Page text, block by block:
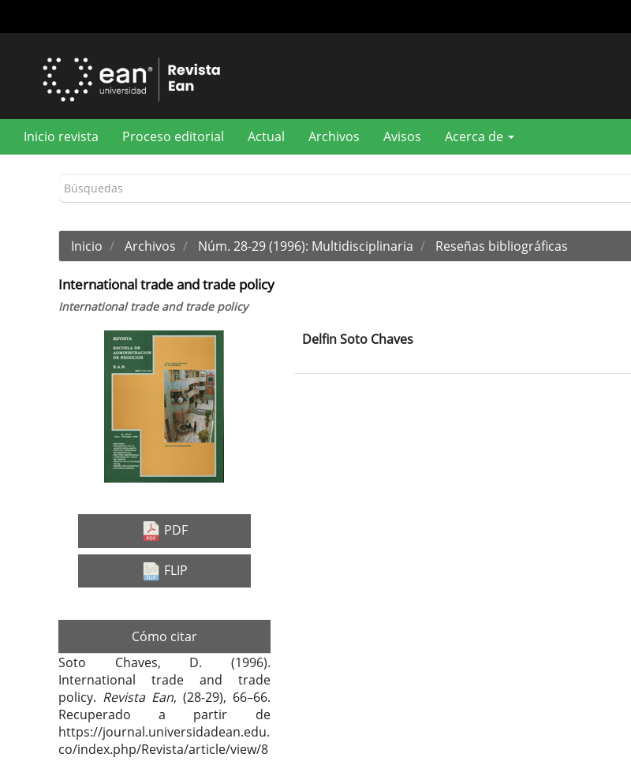
principal
Inicio revista Proceso editorial Actual Archivos Avisos Acerca de
Inicio Archivos Núm. 28-29 (1996): Multidisciplinaria Reseñas bibliográficas
International trade and trade policy
International trade and trade policy
Barra
lateral
artículo
PDF
FLIP
Cómo citar
Soto Chaves, D. (1996).
International trade and trade
policy. Revista Ean, (28-29), 66–66.
Recuperado a partir de
https://journal.universidadean.edu.
co/index.php/Revista/article/view/8
Contenido
principal
Delfin Soto Chaves